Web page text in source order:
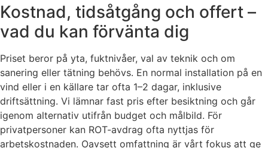
Kostnad, tidsåtgång och offert –
vad du kan förvänta dig
Priset beror på yta, fuktnivåer, val av teknik och om
sanering eller tätning behövs. En normal installation på en
vind eller i en källare tar ofta 1–2 dagar, inklusive
driftsättning. Vi lämnar fast pris efter besiktning och går
igenom alternativ utifrån budget och målbild. För
privatpersoner kan ROT-avdrag ofta nyttjas för
arbetskostnaden. Oavsett omfattning är vårt fokus att ge